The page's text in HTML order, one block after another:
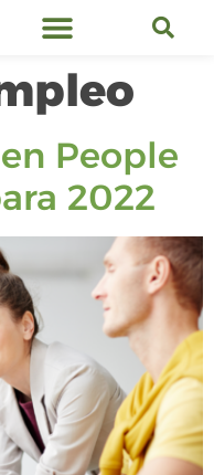
People
2022